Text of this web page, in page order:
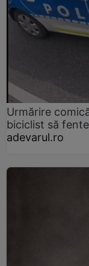
Urmărire
biciclist să
adevarul.ro